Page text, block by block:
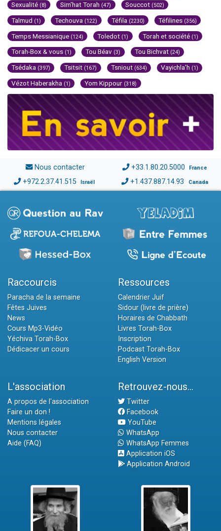
Sexualité (8) Sim'hat Torah (47) Souccot (502)
Talmud (1) Techouva (122) Téfila (2230) Téfilines (356)
Temps Messianique (124) Toledot (1) Torah et société (1)
Torah-Box & vous (1) Tou Béav (3) Tou Bichvat (24)
Tsédaka (397) Tsitsit (167) Tsniout (634) Vayichla'h (1)
Vézot Haberakha (1) Yom Kippour (318)
Nous contacter +33.1.80.20.5000 France
+972.2.37.41.515 Israël +1.437.887.14.93 Canada
Raccourcis
Paracha de la semaine
Fêtes Juives
News
Cours Mp3-Vidéo
Yéchiva Torah-Box
Dédicacer un cours
Ressources
Calendrier Juif
Sidour (livre de prière)
Horaires de Chabbath
Livres Torah-Box
Inscription
Podcast Torah-Box
English Version
L'association
A propos de l'association
Faire un don !
Mentions légales
Nous contacter
Aide (FAQ)
Retrouvez-nous...
Twitter
Facebook
YouTube
WhatsApp
WhatsApp Femmes
Application iOS
Application Android